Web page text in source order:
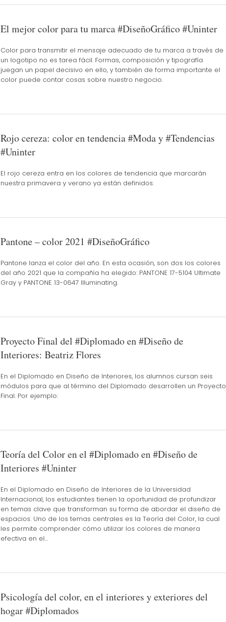
El mejor color para tu marca #DiseñoGráfico #Uninter
Color para transmitir el mensaje adecuado de tu marca a través de
un logotipo no es tarea fácil. Formas, composición y tipografía
juegan un papel decisivo en ello, y también de forma importante el
color puede contar cosas sobre nuestro negocio.
Rojo cereza: color en tendencia #Moda y #Tendencias
#Uninter
El rojo cereza entra en los colores de tendencia que marcarán
nuestra primavera y verano ya están definidos.
Pantone – color 2021 #DiseñoGráfico
Pantone lanza el color del año. En esta ocasión, son dos los colores
del año 2021 que la compañía ha elegido: PANTONE 17-5104 Ultimate
Gray y PANTONE 13-0647 Illuminating.
Proyecto Final del #Diplomado en #Diseño de
Interiores: Beatriz Flores
En el Diplomado en Diseño de Interiores, los alumnos cursan seis
módulos para que al término del Diplomado desarrollen un Proyecto
Final. Por ejemplo:
Teoría del Color en el #Diplomado en #Diseño de
Interiores #Uninter
En el Diplomado en Diseño de Interiores de la Universidad
Internacional, los estudiantes tienen la oportunidad de profundizar
en temas clave que transforman su forma de abordar el diseño de
espacios. Uno de los temas centrales es la Teoría del Color, la cual
les permite comprender cómo utilizar los colores de manera
efectiva en el…
Psicología del color, en el interiores y exteriores del
hogar #Diplomados